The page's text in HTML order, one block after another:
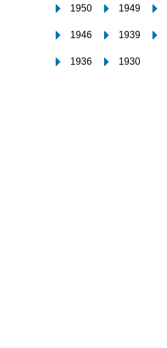
1950 1949
1946 1939
1936 1930